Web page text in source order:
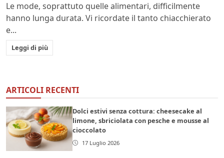
Le mode, soprattuto quelle alimentari, difficilmente
hanno lunga durata. Vi ricordate il tanto chiacchierato
e...
Leggi di più
ARTICOLI RECENTI
Dolci estivi senza cottura: cheesecake al
limone, sbriciolata con pesche e mousse al
cioccolato
17 Luglio 2026